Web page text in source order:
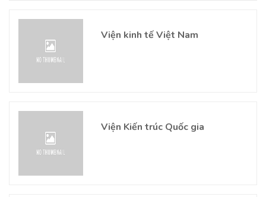
Viện kinh tế Việt Nam
Viện Kiến trúc Quốc gia